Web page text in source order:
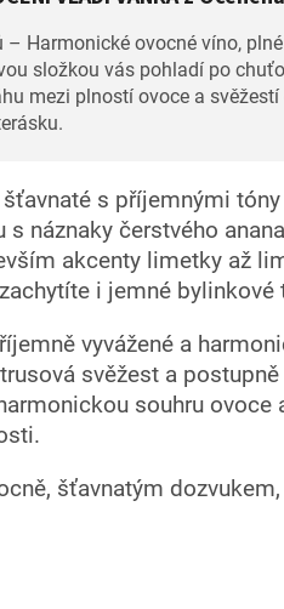
– Harmonické ovocné víno,
složkou vás pohladí po
mezi plností ovoce a
s příjemnými
náznaky čerstvého
akcenty limetky až
i jemné bylinkové
vyvážené a
svěžest a
souhru
šťavnatým